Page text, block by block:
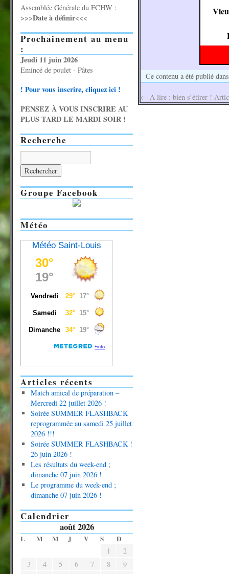
Ce contenu a été publié
← A lire : bien s’étirer !
Assemblée Générale du FCHW :
>>>Date à définir<<<
Prochainement au menu
:
Jeudi 11 juin 2026
Emincé de poulet - Pâtes
! Pour vous inscrire, cliquez ici !
PENSEZ À VOUS INSCRIRE AU
PLUS TARD LE MARDI SOIR !
Recherche
Groupe Facebook
Météo
Météo Saint-Louis
Articles récents
Match amical de préparation –
Mercredi 22 juillet 2026 !
Soirée SUMMER FLASHBACK
reprogrammée au samedi 25 juillet
2026 !!!
Soirée SUMMER FLASHBACK !
26 juin 2026 !
Les résultats du week-end ;
dimanche 07 juin 2026 !
Le programme du week-end ;
dimanche 07 juin 2026 !
Calendrier
août 2026
L M M J V S D
1
2
3
4 5 6 7 8
9